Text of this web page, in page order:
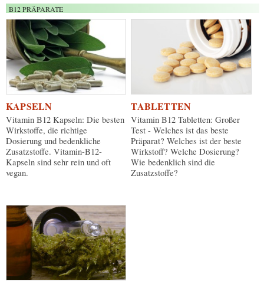
B12 PRÄPARATE
KAPSELN
Vitamin B12 Kapseln: Die besten
Wirkstoffe, die richtige
Dosierung und bedenkliche
Zusatzstoffe. Vitamin-B12-
Kapseln sind sehr rein und oft
vegan.
TABLETTEN
Vitamin B12 Tabletten: Großer
Test - Welches ist das beste
Präparat? Welches ist der beste
Wirkstoff? Welche Dosierung?
Wie bedenklich sind die
Zusatzstoffe?